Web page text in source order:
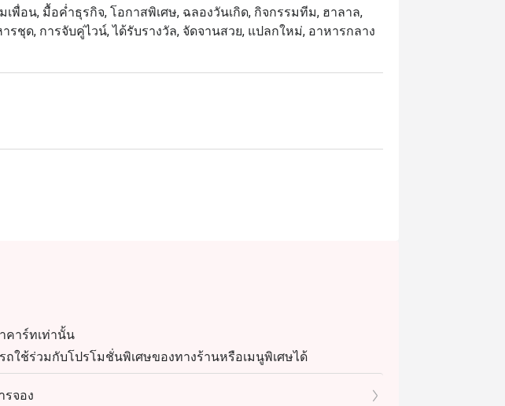
ดเจนตั้งแต่คำแรก นอกจากนี้อาหารของเบนาเรสยังประดับจัดจาน
พื่อน, มื้อค่ำธุรกิจ, โอกาสพิเศษ, ฉลองวันเกิด, กิจกรรมทีม, ฮาลาล,
รชุด, การจับคู่ไวน์, ได้รับรางวัล, จัดจานสวย, แปลกใหม่, อาหารกลาง
คาร์ทเท่านั้น
ใช้ร่วมกับโปรโมชั่นพิเศษของทางร้านหรือเมนูพิเศษได้
ม่สามารถใช้ร่วมกับส่วนลดอิททิโกได้เนื่องจากเป็นเมนูพิเศษและต้องโท
รจอง